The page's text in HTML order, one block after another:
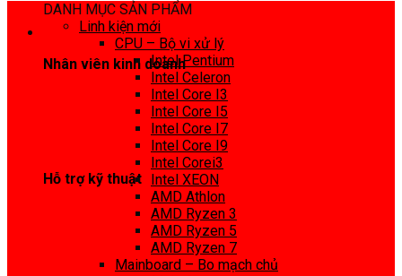
Nhân viên kinh doanh
Hỗ trợ kỹ thuật
DANH MỤC SẢN PHẨM
Linh kiện mới
CPU – Bộ vi xử lý
Intel Pentium
Intel Celeron
Intel Core I3
Intel Core I5
Intel Core I7
Intel Core I9
Intel Corei3
Intel XEON
AMD Athlon
AMD Ryzen 3
AMD Ryzen 5
AMD Ryzen 7
Mainboard – Bo mạch chủ